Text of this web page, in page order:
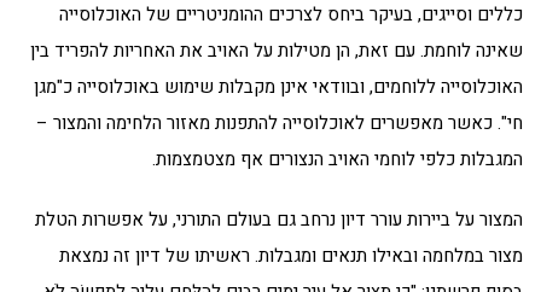
כללים וסייגים, בעיקר ביחס לצרכים ההומניטריים של האוכלוסייה
שאינה לוחמת. עם זאת, הן מטילות על האויב את האחריות להפריד בין
האוכלוסייה ללוחמים, ובוודאי אינן מקבלות שימוש באוכלוסייה כ"מגן
חי". כאשר מאפשרים לאוכלוסייה להתפנות מאזור הלחימה והמצור –
המגבלות כלפי לוחמי האויב הנצורים אף מצטמצמות.
המצור על ביירות עורר דיון נרחב גם בעולם התורני, על אפשרות הטלת
מצור במלחמה ובאילו תנאים ומגבלות. ראשיתו של דיון זה נמצאת